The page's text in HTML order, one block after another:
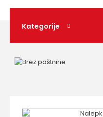
Kategorije